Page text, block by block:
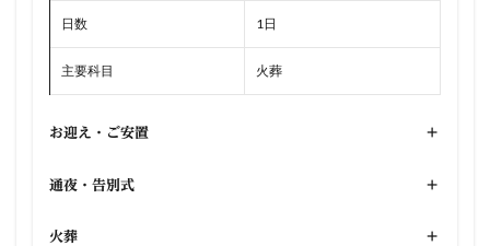
日数 1日
主要科目 火葬
お迎え・ご安置 +
通夜・告別式 +
火葬
+